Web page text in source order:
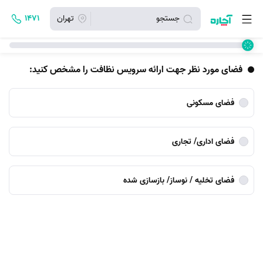
جستجو تهران ۱۴۷۱
فضای مورد نظر جهت ارائه سرویس نظافت را مشخص کنید:
فضای مسکونی
فضای اداری/ تجاری
فضای تخلیه / نوساز/ بازسازی شده